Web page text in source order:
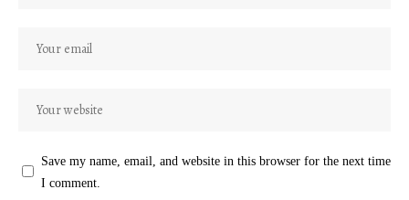
Save my name, email, and website in this browser for the next time
I comment.